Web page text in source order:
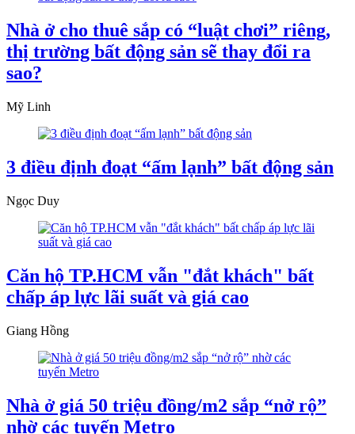
Nhà ở cho thuê sắp có “luật chơi” riêng,
thị trường bất động sản sẽ thay đổi ra
sao?
Mỹ Linh
3 điều định đoạt “ấm lạnh” bất động sản
Ngọc Duy
Căn hộ TP.HCM vẫn "đắt khách" bất
chấp áp lực lãi suất và giá cao
Giang Hồng
Nhà ở giá 50 triệu đồng/m2 sắp “nở rộ”
nhờ các tuyến Metro